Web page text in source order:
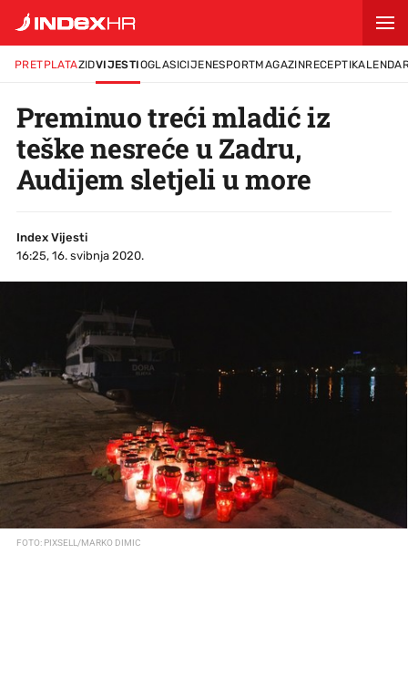
PRETPLATAZIDVIJESTIOGLASICIJENESPORTMAGAZINRECEPTI
Preminuo treći mladić iz
teške nesreće u Zadru,
Audijem sletjeli u more
Index Vijesti
16:25, 16. svibnja 2020.
FOTO: PIXSELL/MARKO DIMIC